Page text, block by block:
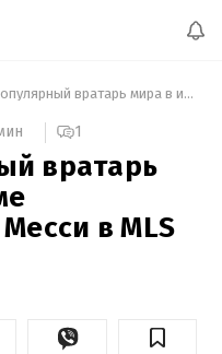
Самый популярный вратарь мира в инстаграме присоединится к Месси в MLS
1
вратарь
в MLS